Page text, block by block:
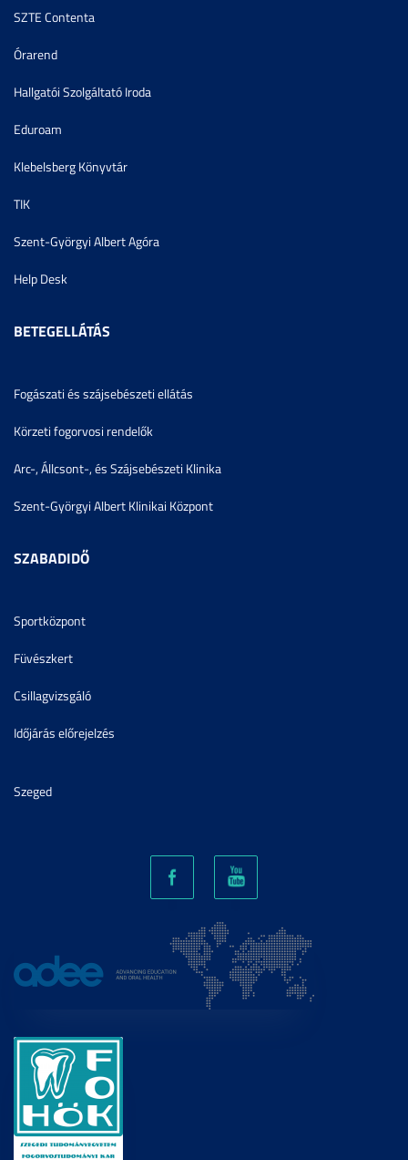
SZTE Contenta
Órarend
Hallgatói Szolgáltató Iroda
Eduroam
Klebelsberg Könyvtár
TIK
Szent-Györgyi Albert Agóra
Help Desk
BETEGELLÁTÁS
Fogászati és szájsebészeti ellátás
Körzeti fogorvosi rendelők
Arc-, Állcsont-, és Szájsebészeti Klinika
Szent-Györgyi Albert Klinikai Központ
SZABADIDŐ
Sportközpont
Füvészkert
Csillagvizsgáló
Időjárás előrejelzés
Szeged